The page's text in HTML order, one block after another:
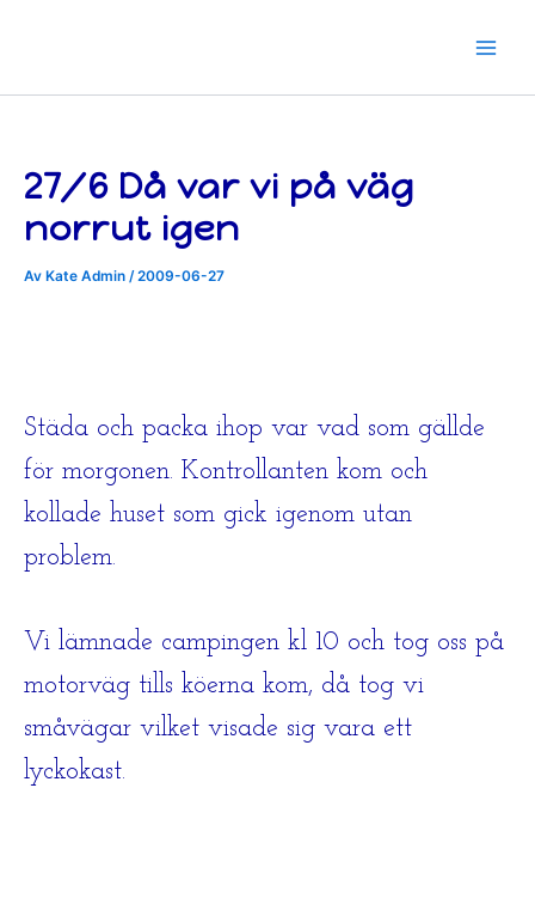
27/6 Då var vi på väg
norrut igen
Av Kate Admin /2009-06-27
Städa och packa ihop var vad som gällde
för morgonen. Kontrollanten kom och
kollade huset som gick igenom utan
problem.
Vi lämnade campingen kl 10 och tog oss på
motorväg tills köerna kom, då tog vi
småvägar vilket visade sig vara ett
lyckokast.